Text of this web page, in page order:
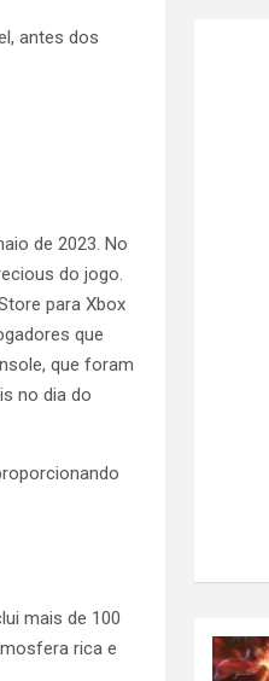
antes dos
de 2023. No
do jogo.
para Xbox
que
que foram
no dia do
mais de 100
rica e